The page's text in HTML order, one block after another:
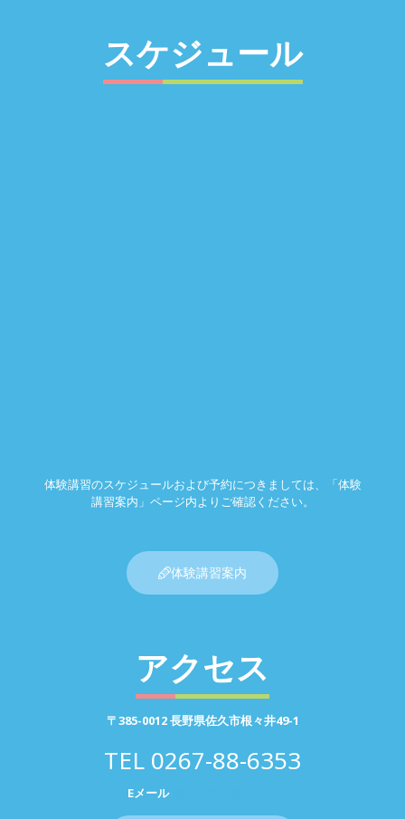
スケジュール
体験講習のスケジュールおよび予約につきましては、「体験
講習案内」ページ内よりご確認ください。
体験講習案内
アクセス
〒385-0012 長野県佐久市根々井49-1
TEL 0267-88-6353
Eメール